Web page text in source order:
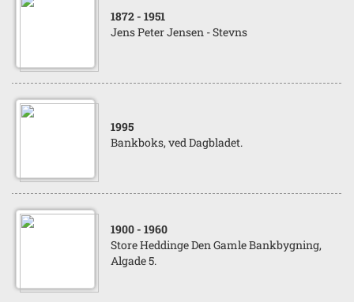
1872 - 1951
Jens Peter Jensen - Stevns
1995
Bankboks, ved Dagbladet.
1900 - 1960
Store Heddinge Den Gamle Bankbygning,
Algade 5.